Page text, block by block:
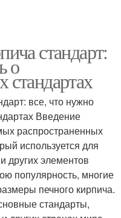
стандарт:
о
все, что нужно
Введение
распространенных
используется для
других элементов
популярность, многие
печного кирпича.
стандарты,